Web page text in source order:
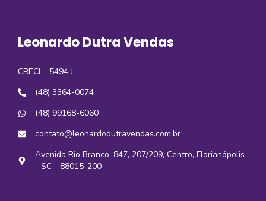
Leonardo Dutra Vendas
CRECI
5494 J
(48) 3364-0074
(48) 99168-6060
contato@leonardodutravendas.com.br
Avenida Rio Branco, 847, 207/209, Centro, Florianópolis
- SC - 88015-200